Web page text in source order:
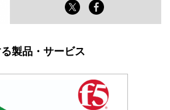
製品・サービス